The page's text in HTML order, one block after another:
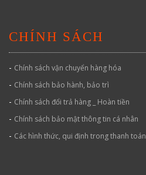
CHÍNH SÁCH
- Chính sách vận chuyển hàng hóa
- Chính sách bảo hành, bảo trì
- Chính sách đổi trả hàng _ Hoàn tiền
- Chính sách bảo mật thông tin cá nhân
- Các hình thức, qui định trong thanh toán